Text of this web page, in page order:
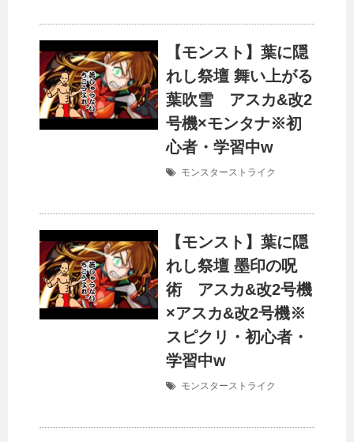
【モンスト】葉に隠
れし祭壇 舞い上がる
葉吹雪 アスカ&改2
号機×モンタナ※初
心者・学習中w
モンスターストライク
【モンスト】葉に隠
れし祭壇 墨印の呪
術 アスカ&改2号機
×アスカ&改2号機※
スピクリ・初心者・
学習中w
モンスターストライク